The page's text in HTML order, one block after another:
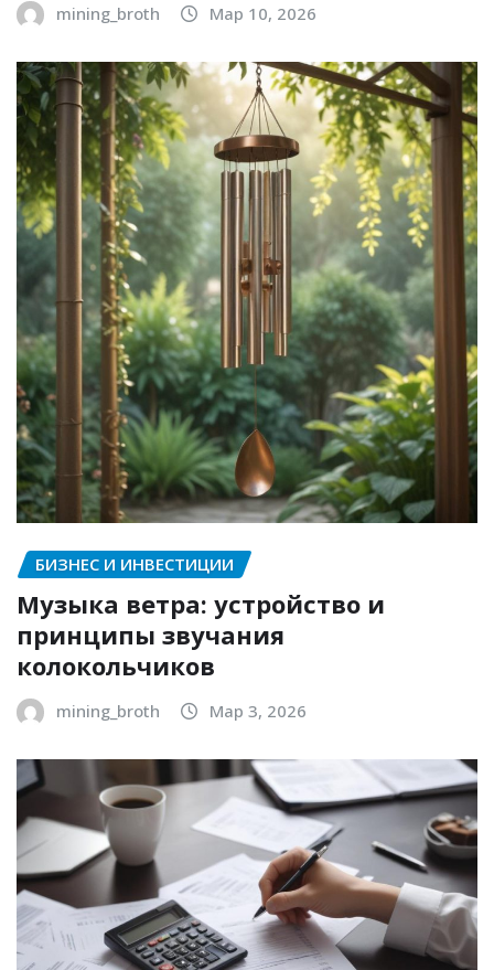
mining_broth Мар 10, 2026
БИЗНЕС И ИНВЕСТИЦИИ
Музыка ветра: устройство и
принципы звучания
колокольчиков
mining_broth Мар 3, 2026